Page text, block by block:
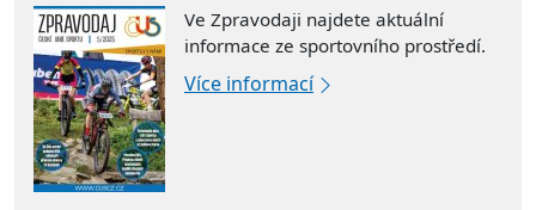
Ve Zpravodaji najdete aktuální
informace ze sportovního prostředí.
Více informací